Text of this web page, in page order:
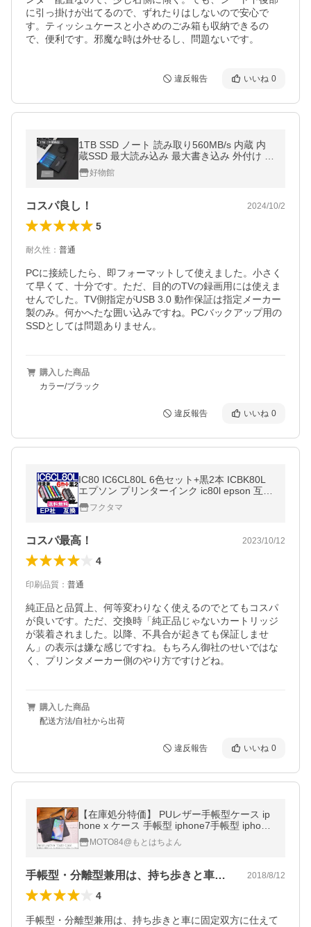
に引っ掛けが出てるので、ずれたりはしないので安心で
す。ティッシュケースと小さめのごみ箱も収納できるの
で、便利です。邪魔な時は外せるし、問題ないです。
違反報告 いいね 0
1TB SSD ノート 読み取り560MB/s 内蔵 内
蔵SSD 最大読み込み 最大書き込み 外付け U
SB 3.2 書き込み510MB/s デスクトップ PC
USB3.2 内蔵型 510MB/s 560MB/s
好物館
コスパ良し！ 2024/10/2
5
耐久性 ： 普通
PCに接続したら、即フォーマットして使えました。小さく
て早くて、十分です。ただ、目的のTVの録画用には使えま
せんでした。TV側指定がUSB 3.0 動作保証は指定メーカー
製のみ。何かへたな囲い込みですね。PCバックアップ用の
SSDとしては問題ありません。
購入した商品
カラー/ブラック
違反報告 いいね 0
IC80 IC6CL80L 6色セット+黒2本 ICBK80L
エプソン プリンターインク ic80l epson 互換
インクカートリッジ EP-979A3 EP-808A EP-
707A EP-708A EP-807A
フクタマ
コスパ最高！ 2023/10/12
4
印刷品質 ： 普通
純正品と品質上、何等変わりなく使えるのでとてもコスパ
が良いです。ただ、交換時「純正品じゃないカートリッジ
が装着されました。以降、不具合が起きても保証しませ
ん」の表示は嫌な感じですね。もちろん御社のせいではな
く、プリンタメーカー側のやり方ですけどね。
購入した商品
配送方法/自社から出荷
違反報告 いいね 0
【在庫処分特価】 PUレザー手帳型ケース ip
hone x ケース 手帳型 iphone7手帳型 iphone
7Plus手帳型 iphone8手帳型 iphone8Plus お
しゃれ iphonex手帳型ケース
MOTO84@もとはちよん
手帳型・分離型兼用は、持ち歩きと車に固… 2018/8/12
4
手帳型・分離型兼用は、持ち歩きと車に固定双方に仕えて